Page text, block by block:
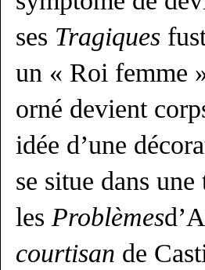
ses Tragiques
un « Roi femme
orné devient
idée d’une
se situe dans
les Problèmes
courtisan de